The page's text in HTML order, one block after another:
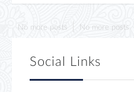
No more posts No more posts
Social Links